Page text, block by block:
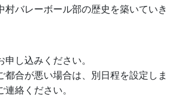
村バレーボール部の歴史を築いていき
し込みください。
都合が悪い場合は、別日程を設定しま
絡ください。